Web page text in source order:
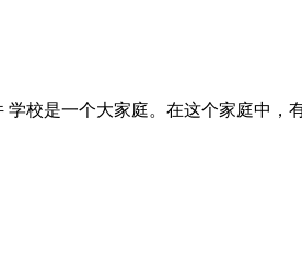
校是一个大家庭。在这个家庭中